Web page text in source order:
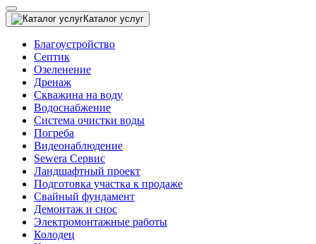
Каталог услуг
Благоустройство
Септик
Озеленение
Дренаж
Скважина на воду
Водоснабжение
Система очистки воды
Погреба
Видеонаблюдение
Sewera Сервис
Ландшафтный проект
Подготовка участка к продаже
Свайный фундамент
Демонтаж и снос
Электромонтажные работы
Колодец